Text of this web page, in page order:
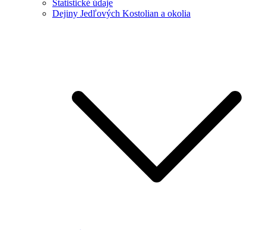
Štatistické údaje
Dejiny Jedľových Kostolian a okolia